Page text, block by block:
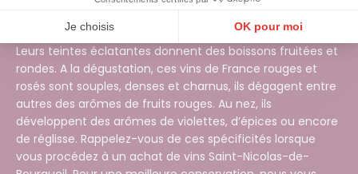
Je choisis OK pour moi
Axeptio consent
Plateforme de Gestion du Consentement : Personnalisez vos Options
Notre plateforme vous permet d'adapter et de gérer vos paramètres de confidentialité, en
Bourgueil Ce vin du val de loire a une belle robe rubis.
Leurs teintes éclatantes donnent des boissons fruitées et
rondes. A la dégustation, ces vins de France rouges et
rosés sont souples, denses et charnus, ils dégagent entre
autres des arômes de fruits rouges. Au nez, ils
développent des arômes de violettes, d’épices ou encore
de réglisse. Rappelez-vous de ces spécificités lorsque
vous procédez à un achat de vins Saint-Nicolas-de-